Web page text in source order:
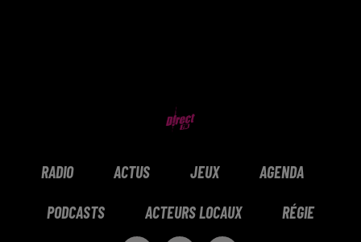
RADIO ACTUS JEUX AGENDA
PODCASTS ACTEURS LOCAUX RÉGIE